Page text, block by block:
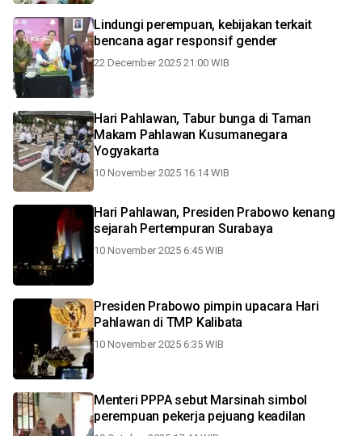
Lindungi perempuan, kebijakan terkait
bencana agar responsif gender
22 December 2025 21:00 WIB
Hari Pahlawan, Tabur bunga di Taman
Makam Pahlawan Kusumanegara
Yogyakarta
10 November 2025 16:14 WIB
Hari Pahlawan, Presiden Prabowo kenang
sejarah Pertempuran Surabaya
10 November 2025 6:45 WIB
Presiden Prabowo pimpin upacara Hari
Pahlawan di TMP Kalibata
10 November 2025 6:35 WIB
Menteri PPPA sebut Marsinah simbol
perempuan pekerja pejuang keadilan